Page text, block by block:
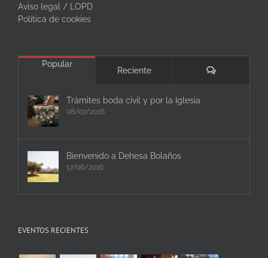
Aviso legal / LOPD
Política de cookies
Popular
Reciente Comentarios
Trámites boda civil y por la Iglesia
08/07/2016
Bienvenido a Dehesa Bolaños
17/06/2016
EVENTOS RECIENTES